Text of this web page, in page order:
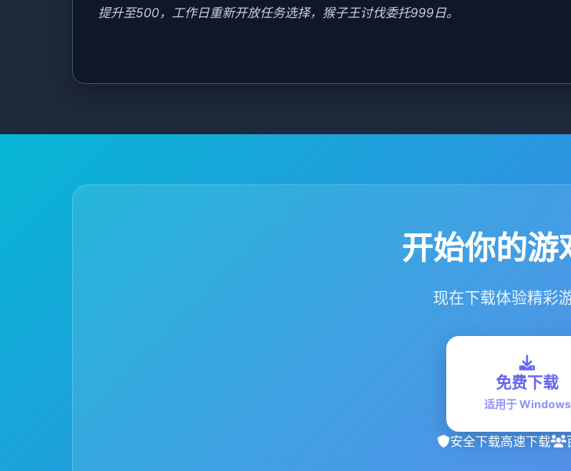
提升至500，工作日重新开放任务选择，猴子王讨伐委托999日。
开始你的游
现在下载体验精彩
免费下载
适用于 Windows
安全下载高速下载